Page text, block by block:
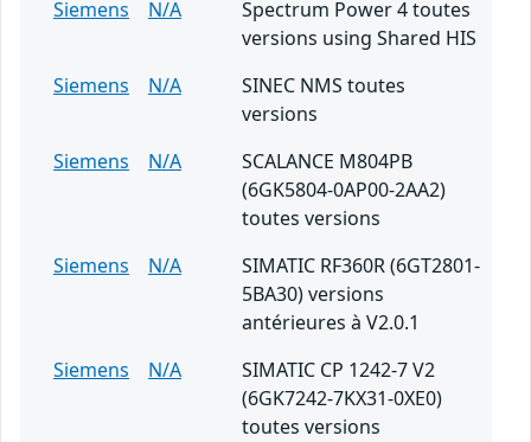
Siemens N/A
Spectrum Power 4 toutes
versions using Shared HIS
Siemens
N/A
SINEC NMS toutes
versions
Siemens
N/A
SCALANCE M804PB
(6GK5804-0AP00-2AA2)
toutes versions
Siemens
N/A
SIMATIC RF360R (6GT2801-
5BA30) versions
antérieures à V2.0.1
Siemens
N/A
SIMATIC CP 1242-7 V2
(6GK7242-7KX31-0XE0)
toutes versions